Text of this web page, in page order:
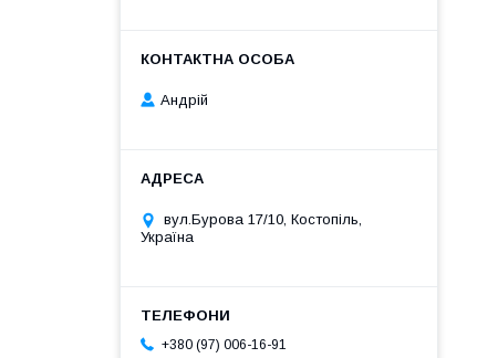
Андрій
вул.Бурова 17/10, Костопіль,
Україна
+380 (97) 006-16-91